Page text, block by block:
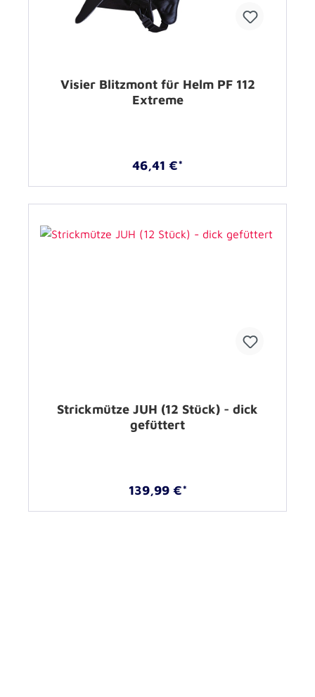
Visier Blitzmont für Helm PF 112
Extreme
46,41 €*
Strickmütze JUH (12 Stück) - dick
gefüttert
139,99 €*